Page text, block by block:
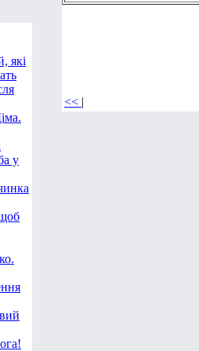
які
у
<< |